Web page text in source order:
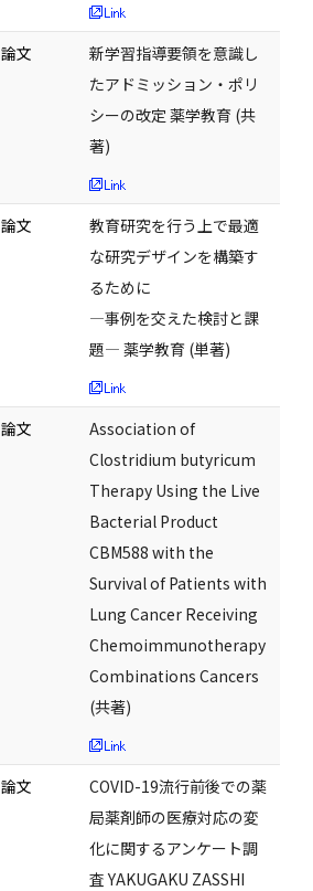
論文
新学習指導要領を意識し
たアドミッション・ポリ
シーの改定 薬学教育 (共
著)
論文
教育研究を行う上で最適
な研究デザインを構築す
るために
―事例を交えた検討と課
題― 薬学教育 (単著)
論文
Association of
Clostridium butyricum
Therapy Using the Live
Bacterial Product
CBM588 with the
Survival of Patients with
Lung Cancer Receiving
Chemoimmunotherapy
Combinations Cancers
(共著)
論文
COVID-19流行前後での薬
局薬剤師の医療対応の変
化に関するアンケート調
査 YAKUGAKU ZASSHI